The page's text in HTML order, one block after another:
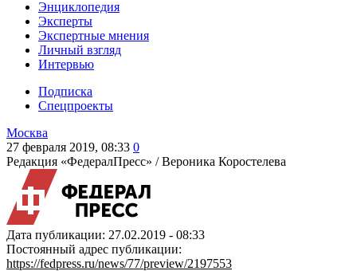
Энциклопедия
Эксперты
Экспертные мнения
Личный взгляд
Интервью
Подписка
Спецпроекты
Москва
27 февраля 2019, 08:33 0
Редакция «ФедералПресс» /Вероника Коростелева
Дата публикации: 27.02.2019 - 08:33
Постоянный адрес публикации:
https://fedpress.ru/news/77/preview/2197553